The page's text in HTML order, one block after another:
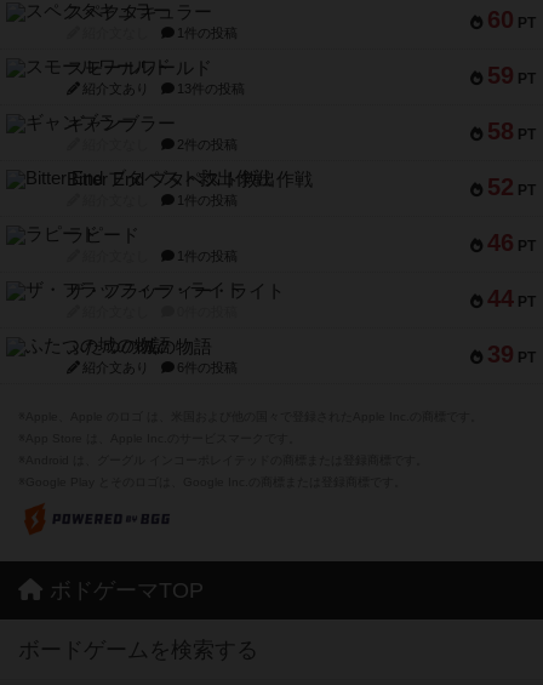
60 PT
スペクタキュラー
1件の投稿
59 PT
スモールワールド
紹介文あり 13件の投稿
58 PT
ギャンブラー
2件の投稿
52 PT
Bitter End ブタペスト救出作戦
1件の投稿
46 PT
ラピード
1件の投稿
44 PT
ザ・フラッフィー・ライト
39 PT
ふたつの城の物語
紹介文あり 6件の投稿
ボドゲーマTOP
ボードゲームを検索する